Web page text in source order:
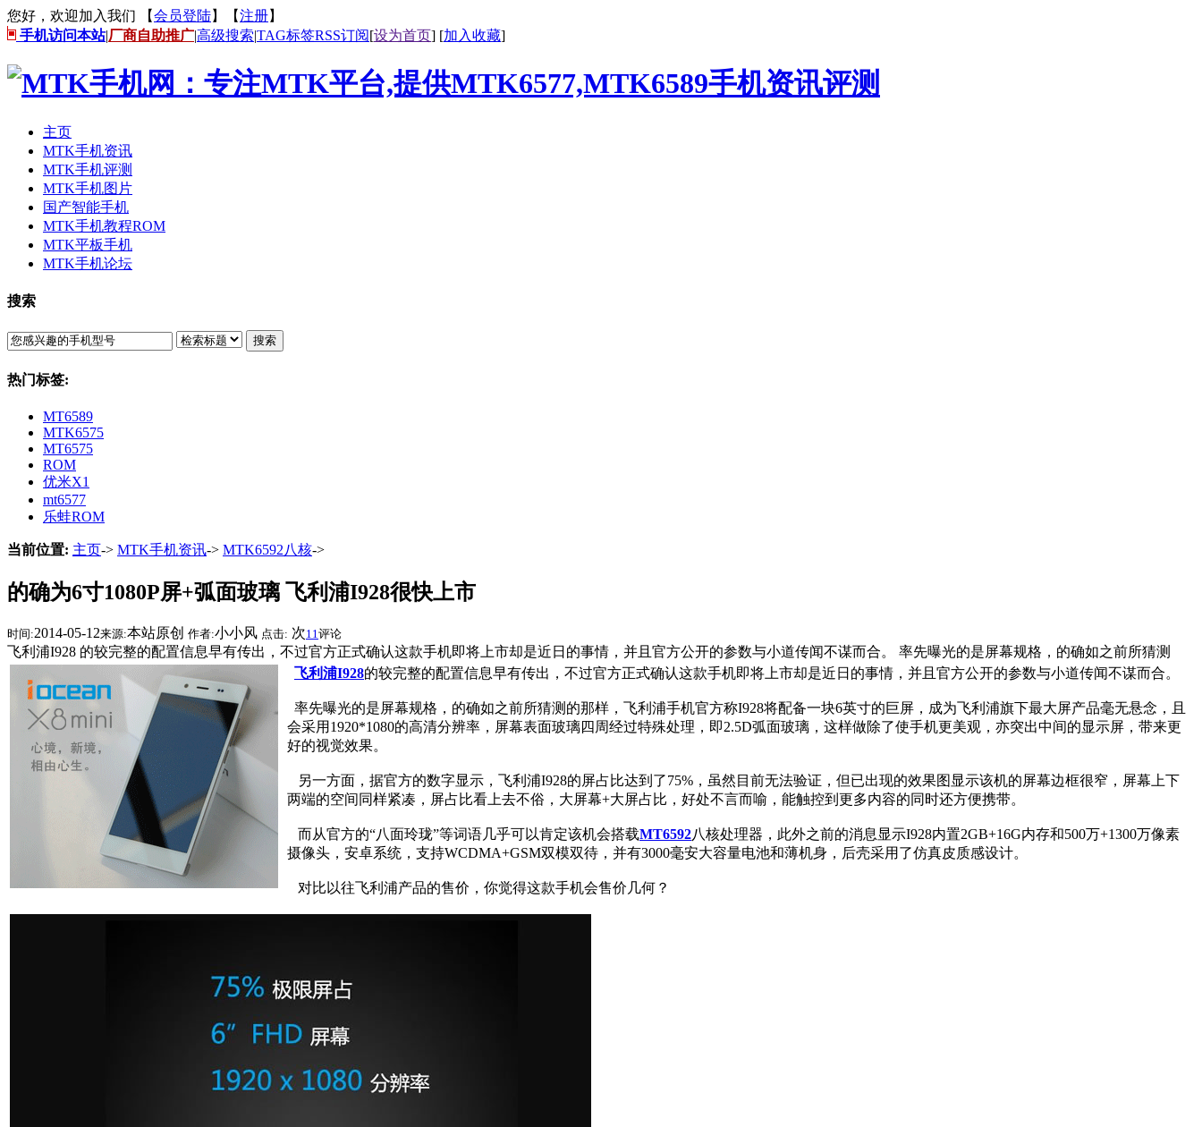
您好，欢迎加入我们 【会员登陆】【注册】
手机访问本站|厂商自助推广|高级搜索|TAG标签RSS订阅[设为首页] [加入收藏]
主页
MTK手机资讯
MTK手机评测
MTK手机图片
国产智能手机
MTK手机教程ROM
MTK平板手机
MTK手机论坛
搜索
搜索
热门标签:
MT6589
MTK6575
MT6575
ROM
优米X1
mt6577
乐蛙ROM
当前位置: 主页-> MTK手机资讯-> MTK6592八核->
的确为6寸1080P屏+弧面玻璃 飞利浦I928很快上市
时间:2014-05-12来源:本站原创 作者:小小风 点击: 次11 评论
飞利浦I928 的较完整的配置信息早有传出，不过官方正式确认这款手机即将上市却是近日的事情，并且官方公开的参数与小道传闻不谋而合。 率先曝光的是屏幕规格，的确如之前所猜测
飞利浦I928的较完整的配置信息早有传出，不过官方正式确认这款手机即将上市却是近日的事情，并且官方公开的参数与小道传闻不谋而合。
率先曝光的是屏幕规格，的确如之前所猜测的那样，飞利浦手机官方称I928将配备一块6英寸的巨屏，成为飞利浦旗下最大屏产品毫无悬念，且
会采用1920*1080的高清分辨率，屏幕表面玻璃四周经过特殊处理，即2.5D弧面玻璃，这样做除了使手机更美观，亦突出中间的显示屏，带来更
好的视觉效果。
另一方面，据官方的数字显示，飞利浦I928的屏占比达到了75%，虽然目前无法验证，但已出现的效果图显示该机的屏幕边框很窄，屏幕上下
两端的空间同样紧凑，屏占比看上去不俗，大屏幕+大屏占比，好处不言而喻，能触控到更多内容的同时还方便携带。
而从官方的“八面玲珑”等词语几乎可以肯定该机会搭载MT6592八核处理器，此外之前的消息显示I928内置2GB+16G内存和500万+1300万像素
摄像头，安卓系统，支持WCDMA+GSM双模双待，并有3000毫安大容量电池和薄机身，后壳采用了仿真皮质感设计。
对比以往飞利浦产品的售价，你觉得这款手机会售价几何？